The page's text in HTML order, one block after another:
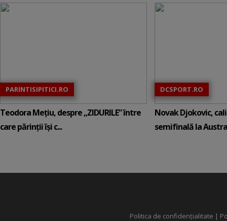
PARINTISIPITICI.RO
Teodora Mețiu, despre „ZIDURILE” între
care părinții își c...
DCSPORT.RO
Novak Djokovic,
semifinală la
Politica de confidențialitate |